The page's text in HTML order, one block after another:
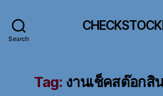
Search
Tag: งานเช็คสต๊อกสิ